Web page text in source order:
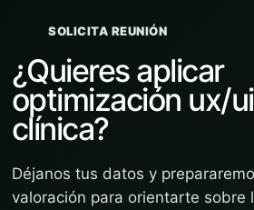
SOLICITA REUNIÓN
¿Quieres aplicar
optimización ux/
clínica?
Déjanos tus datos y
valoración para orientarte sobre